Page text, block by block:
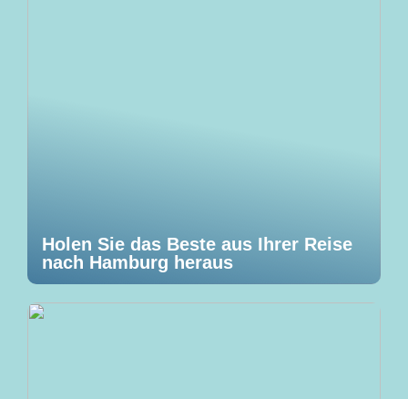
Holen Sie das Beste aus Ihrer Reise
nach Hamburg heraus